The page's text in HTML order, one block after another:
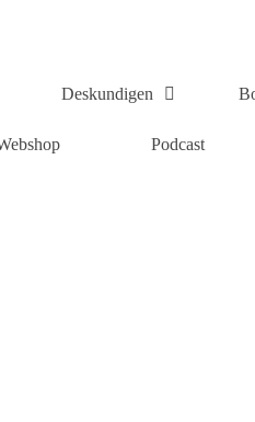
Deskundigen
Podcast